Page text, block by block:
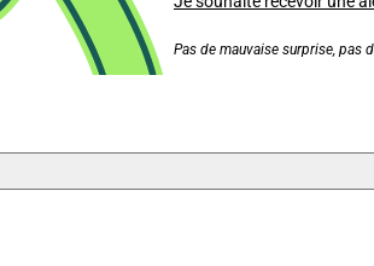
Pas de mauvaise surprise, pas